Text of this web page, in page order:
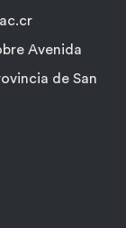
Avenida
de San